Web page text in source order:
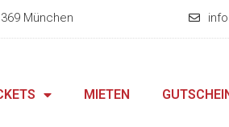
München
MIETEN